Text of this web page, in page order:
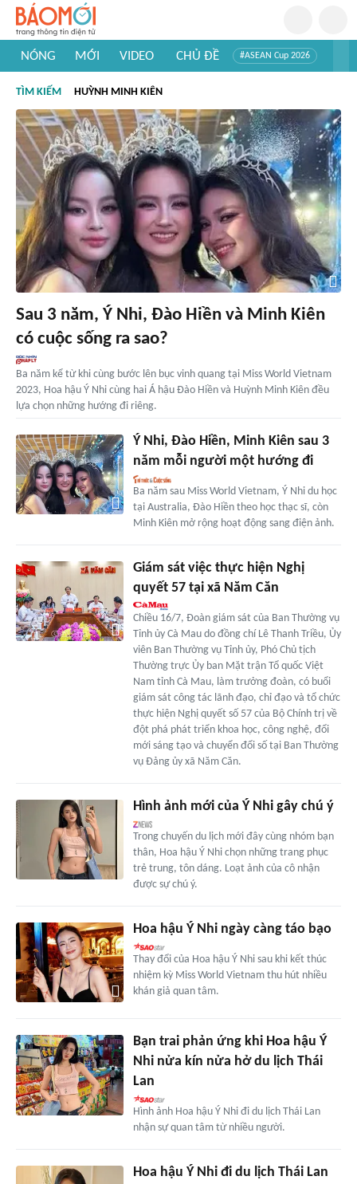
NÓNG MỚI VIDEO CHỦ ĐỀ #ASEAN Cup 2026
#Khám phá thế giới
TÌM KIẾM HUỲNH MINH KIÊN
Sau 3 năm, Ý Nhi, Đào Hiền và Minh Kiên
có cuộc sống ra sao?
Ba năm kể từ khi cùng bước lên bục vinh quang tại Miss World Vietnam
2023, Hoa hậu Ý Nhi cùng hai Á hậu Đào Hiền và Huỳnh Minh Kiên đều
lựa chọn những hướng đi riêng.
Ý Nhi, Đào Hiền, Minh Kiên sau 3
năm mỗi người một hướng đi
Ba năm sau Miss World Vietnam, Ý Nhi du học
tại Australia, Đào Hiền theo học thạc sĩ, còn
Minh Kiên mở rộng hoạt động sang điện ảnh.
Giám sát việc thực hiện Nghị
quyết 57 tại xã Năm Căn
Chiều 16/7, Đoàn giám sát của Ban Thường vụ
Tỉnh ủy Cà Mau do đồng chí Lê Thanh Triều, Ủy
viên Ban Thường vụ Tỉnh ủy, Phó Chủ tịch
Thường trực Ủy ban Mặt trận Tổ quốc Việt
Nam tỉnh Cà Mau, làm trưởng đoàn, có buổi
giám sát công tác lãnh đạo, chỉ đạo và tổ chức
thực hiện Nghị quyết số 57 của Bộ Chính trị về
đột phá phát triển khoa học, công nghệ, đổi
mới sáng tạo và chuyển đổi số tại Ban Thường
vụ Đảng ủy xã Năm Căn.
Hình ảnh mới của Ý Nhi gây chú ý
Trong chuyến du lịch mới đây cùng nhóm bạn
thân, Hoa hậu Ý Nhi chọn những trang phục
trẻ trung, tôn dáng. Loạt ảnh của cô nhận
được sự chú ý.
Hoa hậu Ý Nhi ngày càng táo bạo
Thay đổi của Hoa hậu Ý Nhi sau khi kết thúc
nhiệm kỳ Miss World Vietnam thu hút nhiều
khán giả quan tâm.
Bạn trai phản ứng khi Hoa hậu Ý
Nhi nửa kín nửa hở du lịch Thái
Lan
Hình ảnh Hoa hậu Ý Nhi đi du lịch Thái Lan
nhận sự quan tâm từ nhiều người.
Hoa hậu Ý Nhi đi du lịch Thái Lan